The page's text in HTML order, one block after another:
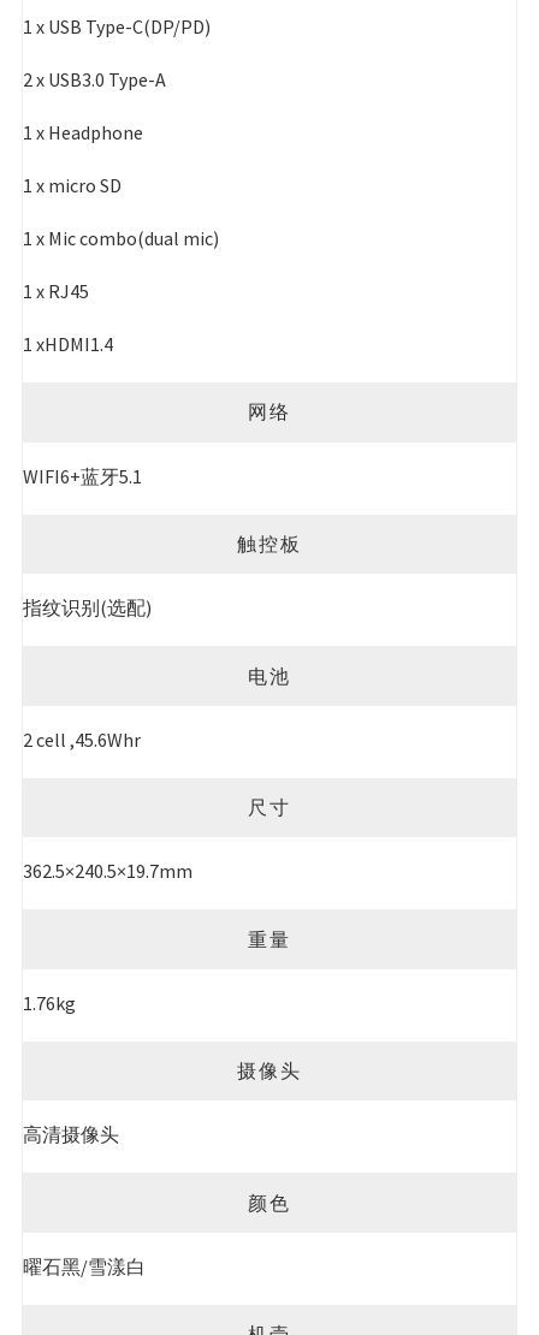
1 x USB Type-C(DP/PD)
2 x USB3.0 Type-A
1 x Headphone
1 x micro SD
1 x Mic combo(dual mic)
1 x RJ45
1 xHDMI1.4
网络
WIFI6+蓝牙5.1
触控板
指纹识别(选配)
电池
2 cell ,45.6Whr
尺寸
362.5×240.5×19.7mm
重量
1.76kg
摄像头
高清摄像头
颜色
曜石黑/雪漾白